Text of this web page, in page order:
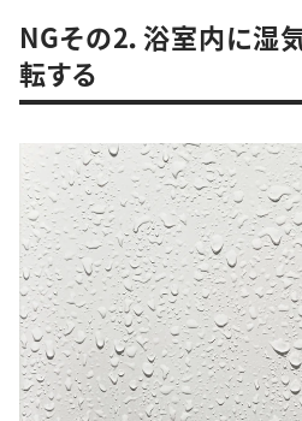
NGその2．浴室内に湿
転する